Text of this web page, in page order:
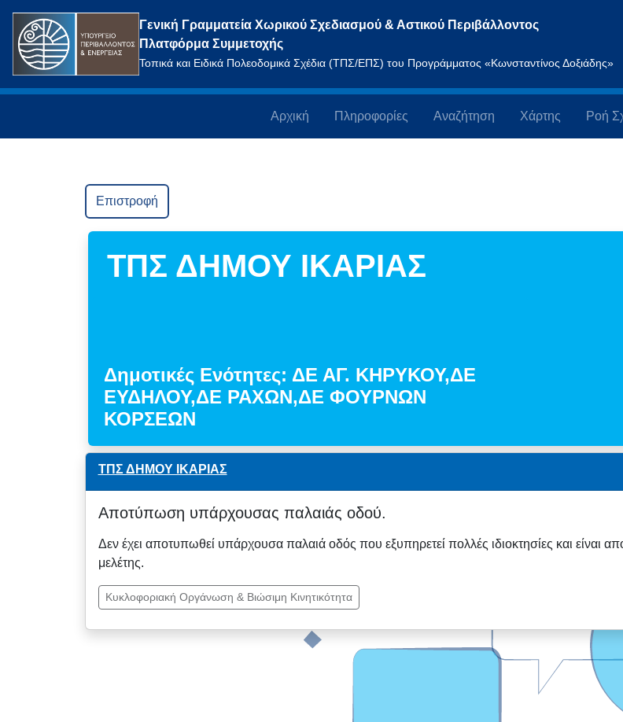
Γενική Γραμματεία Χωρικού Σχεδιασμού & Αστικού Περιβάλλοντος
Πλατφόρμα Συμμετοχής
Τοπικά και Ειδικά Πολεοδομικά Σχέδια (ΤΠΣ/ΕΠΣ) του Προγράμματος «Κωνσταντίνος Δοξιάδης»
Αρχική Πληροφορίες Αναζήτηση Χάρτης Ροή
Επιστροφή
ΤΠΣ ΔΗΜΟΥ ΙΚΑΡΙΑΣ
Δημοτικές Ενότητες: ΔΕ ΑΓ. ΚΗΡΥΚΟΥ,ΔΕ
ΕΥΔΗΛΟΥ,ΔΕ ΡΑΧΩΝ,ΔΕ ΦΟΥΡΝΩΝ
ΚΟΡΣΕΩΝ
ΤΠΣ ΔΗΜΟΥ ΙΚΑΡΙΑΣ
Αποτύπωση υπάρχουσας παλαιάς οδού.
Δεν έχει αποτυπωθεί υπάρχουσα παλαιά οδός που εξυπηρετεί πολλές ιδιοκτησίες και
μελέτης.
Κυκλοφοριακή Οργάνωση & Βιώσιμη Κινητικότητα